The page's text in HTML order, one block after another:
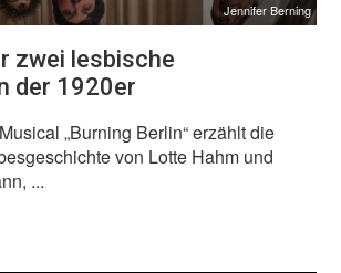
Jennifer Berning
zwei lesbische
der 1920er
„Burning Berlin“ erzählt die
von Lotte Hahm und
...